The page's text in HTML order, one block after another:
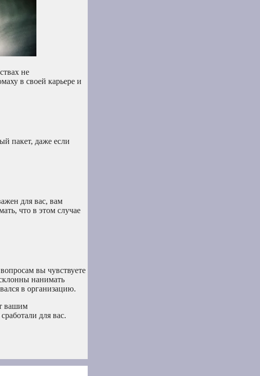
не
в своей карьере и
пакет, даже если
для вас, вам
что в этом случае
вы чувствуете
нанимать
в организацию.
вашим
для вас.